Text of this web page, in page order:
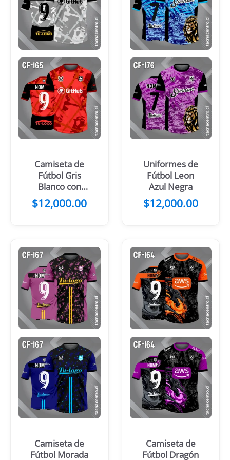
Camiseta de
Fútbol Gris
Blanco con
Mangas Negras
$12,000.00
Uniformes de
Fútbol Leon
Azul Negra
$12,000.00
Camiseta de
Fútbol Morada
Camiseta de
Fútbol Dragón